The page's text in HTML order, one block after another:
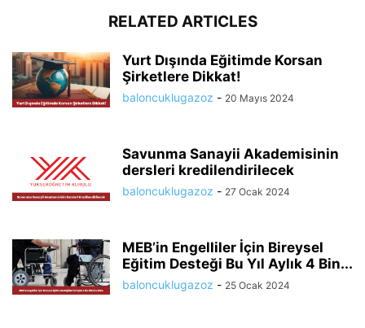
RELATED ARTICLES
Yurt Dışında Eğitimde Korsan
Şirketlere Dikkat!
baloncuklugazoz - 20 Mayıs 2024
Savunma Sanayii Akademisinin
dersleri kredilendirilecek
baloncuklugazoz - 27 Ocak 2024
MEB’in Engelliler İçin Bireysel
Eğitim Desteği Bu Yıl Aylık 4 Bin...
baloncuklugazoz - 25 Ocak 2024